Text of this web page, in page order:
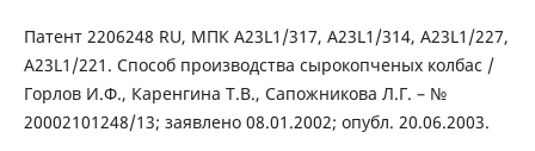
Патент 2206248 RU, МПК A23L1/317, A23L1/314, A23L1/227,
A23L1/221. Способ производства сырокопченых колбас /
Горлов И.Ф., Каренгина Т.В., Сапожникова Л.Г. – №
20002101248/13; заявлено 08.01.2002; опубл. 20.06.2003.